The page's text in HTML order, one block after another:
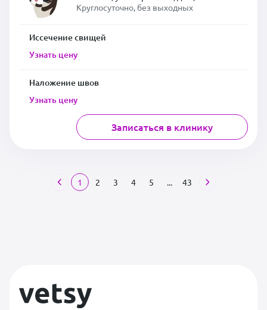
Круглосуточно, без выходных
Иссечение свищей
Узнать цену
Наложение швов
Узнать цену
Записаться в клинику
1 2 3 4 5 ... 43